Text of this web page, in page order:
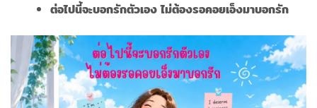
ต่อไปนี้จะบอกรักตัวเอง ไม่ต้องรอคอยเอ็งมาบอกรัก